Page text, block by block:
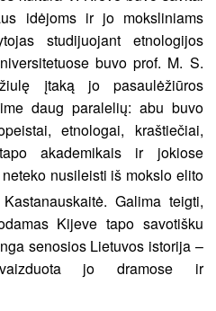
idėjoms ir jo moksliniams
studijuojant etnologijos
buvo prof. M. S.
įtaką jo pasaulėžiūros
daug paralelių: abu buvo
etnologai, kraštiečiai,
akademikais ir jokiose
nusileisti iš mokslo elito
Galima teigti,
Kijeve tapo savotišku
senosios Lietuvos istorija –
jo dramose ir